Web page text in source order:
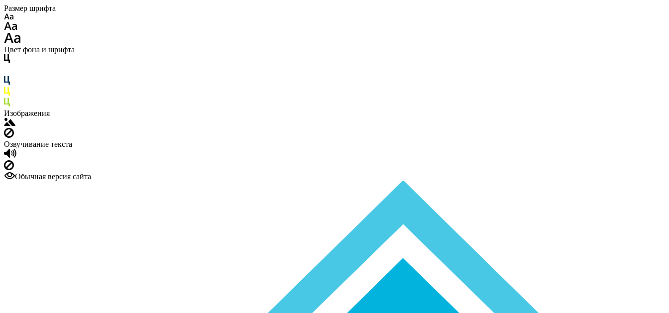
Размер шрифта
Цвет фона и шрифта
Изображения
Озвучивание текста
Обычная версия сайта